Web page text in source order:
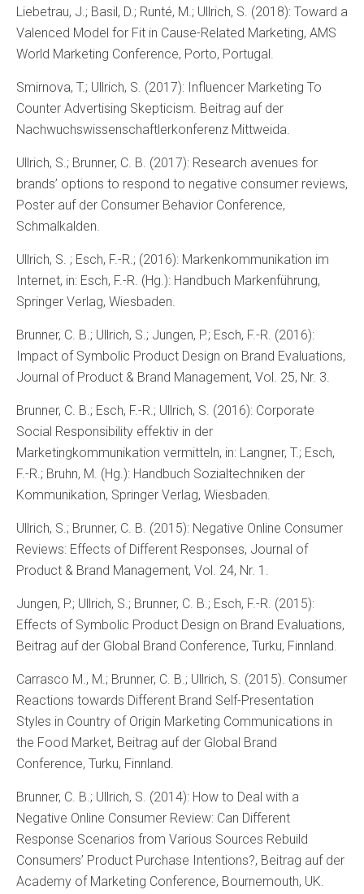
Liebetrau, J.; Basil, D.; Runté, M.; Ullrich, S. (2018): Toward a
Valenced Model for Fit in Cause-Related Marketing, AMS
World Marketing Conference, Porto, Portugal.
Smirnova, T.; Ullrich, S. (2017): Influencer Marketing To
Counter Advertising Skepticism. Beitrag auf der
Nachwuchswissenschaftlerkonferenz Mittweida.
Ullrich, S.; Brunner, C. B. (2017): Research avenues for
brands’ options to respond to negative consumer reviews,
Poster auf der Consumer Behavior Conference,
Schmalkalden.
Ullrich, S. ; Esch, F.-R.; (2016): Markenkommunikation im
Internet, in: Esch, F.-R. (Hg.): Handbuch Markenführung,
Springer Verlag, Wiesbaden.
Brunner, C. B.; Ullrich, S.; Jungen, P.; Esch, F.-R. (2016):
Impact of Symbolic Product Design on Brand Evaluations,
Journal of Product & Brand Management, Vol. 25, Nr. 3.
Brunner, C. B.; Esch, F.-R.; Ullrich, S. (2016): Corporate
Social Responsibility effektiv in der
Marketingkommunikation vermitteln, in: Langner, T.; Esch,
F.-R.; Bruhn, M. (Hg.): Handbuch Sozialtechniken der
Kommunikation, Springer Verlag, Wiesbaden.
Ullrich, S.; Brunner, C. B. (2015): Negative Online Consumer
Reviews: Effects of Different Responses, Journal of
Product & Brand Management, Vol. 24, Nr. 1.
Jungen, P.; Ullrich, S.; Brunner, C. B.; Esch, F.-R. (2015):
Effects of Symbolic Product Design on Brand Evaluations,
Beitrag auf der Global Brand Conference, Turku, Finnland.
Carrasco M., M.; Brunner, C. B.; Ullrich, S. (2015). Consumer
Reactions towards Different Brand Self-Presentation
Styles in Country of Origin Marketing Communications in
the Food Market, Beitrag auf der Global Brand
Conference, Turku, Finnland.
Brunner, C. B.; Ullrich, S. (2014): How to Deal with a
Negative Online Consumer Review: Can Different
Response Scenarios from Various Sources Rebuild
Consumers’ Product Purchase Intentions?, Beitrag auf der
Academy of Marketing Conference, Bournemouth, UK.